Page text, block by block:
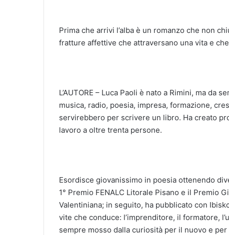
Prima che arrivi l’alba è un romanzo che non
fratture affettive che attraversano una vita e
L’AUTORE – Luca Paoli è nato a Rimini, ma da
musica, radio, poesia, impresa, formazione,
servirebbero per scrivere un libro. Ha creato
lavoro a oltre trenta persone.
Esordisce giovanissimo in poesia ottenendo
1° Premio FENALC Litorale Pisano e il Premio
Valentiniana; in seguito, ha pubblicato con
vite che conduce: l’imprenditore, il formatore,
sempre mosso dalla curiosità per il nuovo e